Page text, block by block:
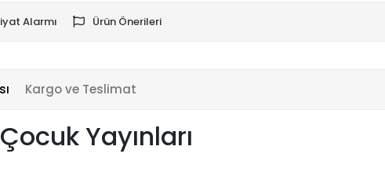
Alarmı Ürün Önerileri
Kargo ve Teslimat
Yayınları